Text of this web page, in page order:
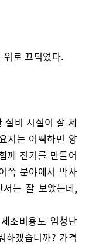
위로 끄덕였다.
설비 시설이 잘 세
지는 어떡하면 양
께 전기를 만들어
쪽 분야에서 박사
는 잘 보았는데,
조비용도 엄청난
하겠습니까? 가격